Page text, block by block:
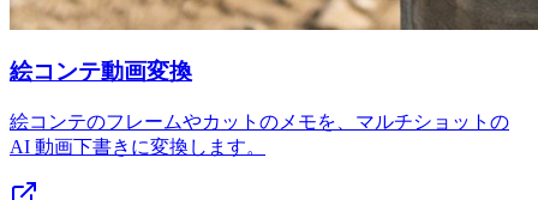
絵コンテ動画変換
絵コンテのフレームやカットのメモを、マルチショットの
AI 動画下書きに変換します。